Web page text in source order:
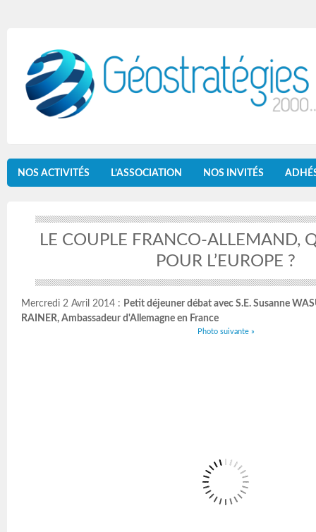
NOS ACTIVITÉS L’ASSOCIATION NOS INVITÉS
LE COUPLE FRANCO-ALLEMAND,
POUR L’EUROPE ?
Mercredi 2 Avril 2014 : Petit déjeuner débat avec S.E. Susanne
RAINER, Ambassadeur d'Allemagne en France
Photo suivante »